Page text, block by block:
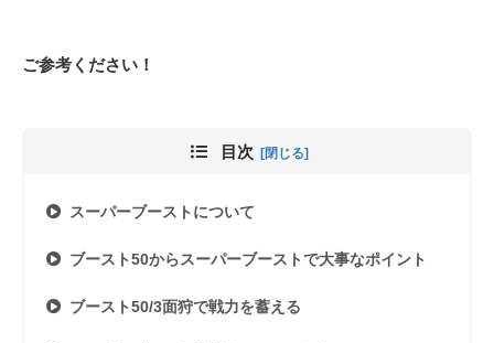
ご参考ください！
目次
スーパーブーストについて
ブースト50からスーパーブーストで大事なポイント
ブースト50/3面狩で戦力を蓄える